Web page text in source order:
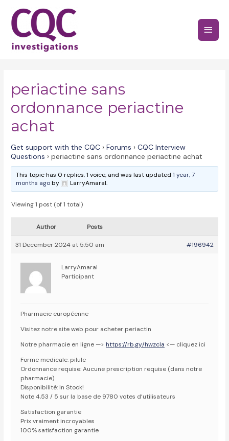
content
Main
periactine sans
ordonnance periactine
achat
Get support with the CQC › Forums › CQC Interview
Questions › periactine sans ordonnance periactine achat
This topic has 0 replies, 1 voice, and was last updated1 year, 7
months agoby LarryAmaral.
Viewing 1 post (of 1 total)
Author Posts
31 December 2024 at 5:50 am #196942
LarryAmaral
Participant
Pharmacie européenne
Visitez notre site web pour acheter periactin
Notre pharmacie en ligne —>https://rb.gy/hwzcla <— cliquez ici
Forme medicale: pilule
Ordonnance requise: Aucune prescription requise (dans notre
pharmacie)
Disponibilité: In Stock!
Note 4,53 / 5 sur la base de 9780 votes d’utilisateurs
Satisfaction garantie
Prix vraiment incroyables
100% satisfaction garantie